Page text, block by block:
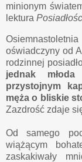
minionym
lektura
oświadczyny od
rodzinnej
jednak
przystojnym
męża o bliskie
Zazdrość zdaje
Od samego
wiążącym
zaskakiwały